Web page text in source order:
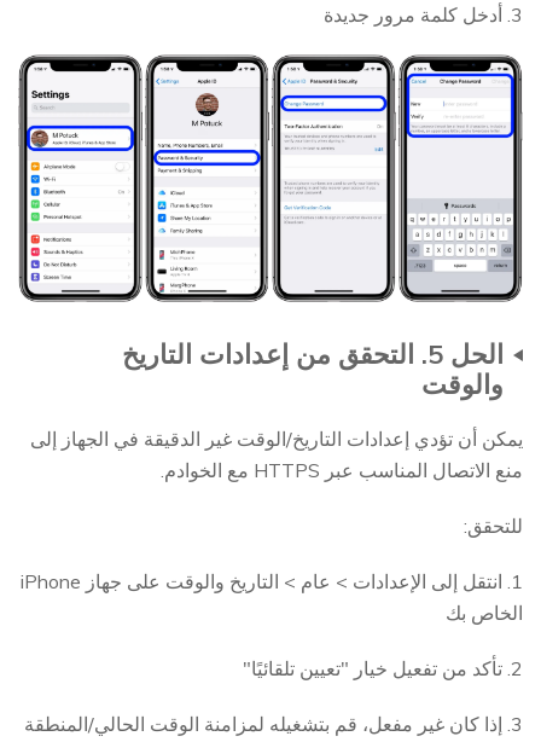
3. أدخل كلمة مرور جديدة
الحل 5. التحقق من إعدادات التاريخ
والوقت
يمكن أن تؤدي إعدادات التاريخ/الوقت غير الدقيقة في الجهاز إلى
منع الاتصال المناسب عبر HTTPS مع الخوادم.
للتحقق:
1. انتقل إلى الإعدادات > عام > التاريخ والوقت على جهاز iPhone
الخاص بك
2. تأكد من تفعيل خيار "تعيين تلقائيًا"
3. إذا كان غير مفعل، قم بتشغيله لمزامنة الوقت الحالي/المنطقة